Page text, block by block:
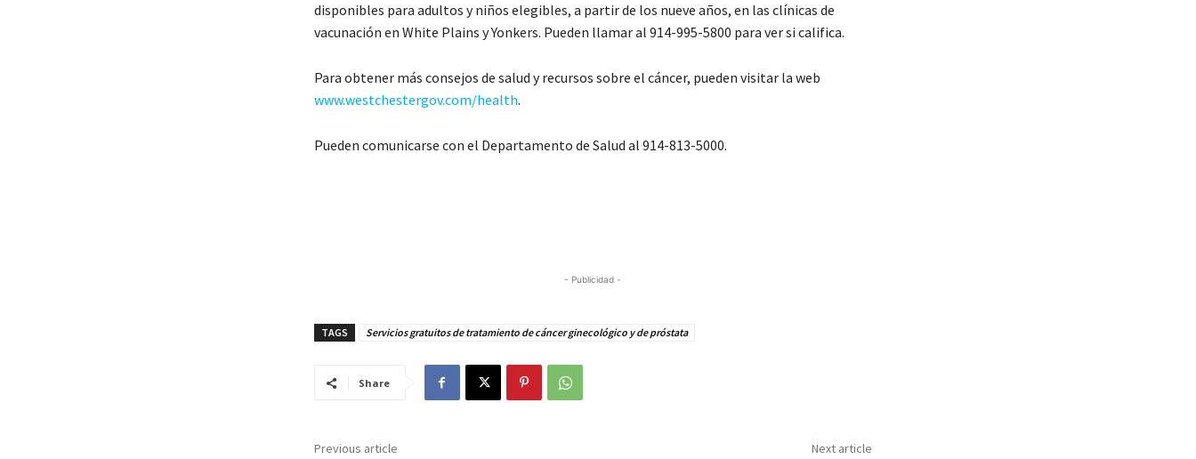
disponibles para adultos y niños elegibles, a partir de los nueve años, en las clínicas de
vacunación en White Plains y Yonkers. Pueden llamar al 914-995-5800 para ver si califica.
Para obtener más consejos de salud y recursos sobre el cáncer, pueden visitar la web
www.westchestergov.com/health.
Pueden comunicarse con el Departamento de Salud al 914-813-5000.
- Publicidad -
TAGS Servicios gratuitos de tratamiento de cáncer ginecológico y de próstata
Share
Previous article Next article